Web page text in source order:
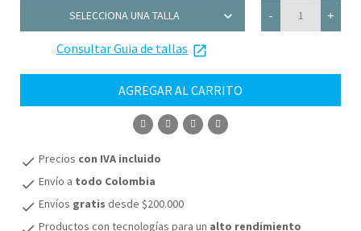
SELECCIONA UNA TALLA chevron_right
M
Consultar Guia de tallas launch
- +
AGREGAR AL CARRITO
COMPRAR
check Precios con IVA incluido
check Envío a todo Colombia
check Envíos gratis desde $200.000
Productos con tecnologías para un alto rendimiento